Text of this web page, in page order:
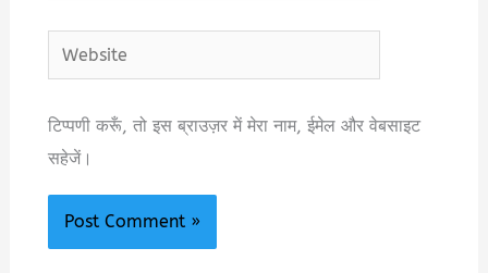
Website
टिप्पणी करूँ, तो इस ब्राउज़र में मेरा नाम, ईमेल और वेबसाइट
सहेजें।